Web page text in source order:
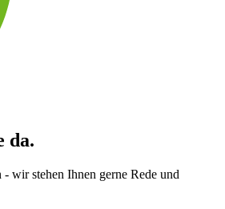
da.
wir stehen Ihnen gerne Rede und